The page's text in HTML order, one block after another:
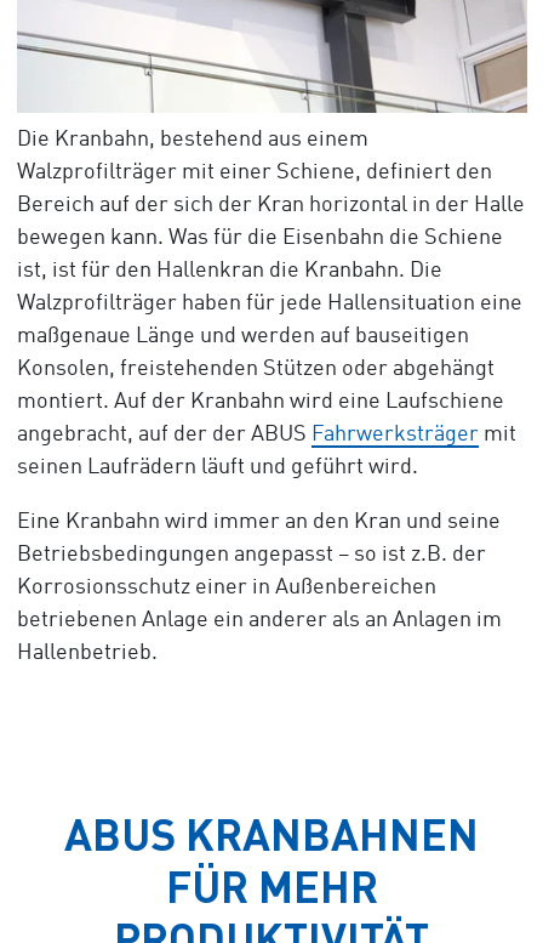
Die Kranbahn, bestehend aus einem
Walzprofilträger mit einer Schiene, definiert den
Bereich auf der sich der Kran horizontal in der Halle
bewegen kann. Was für die Eisenbahn die Schiene
ist, ist für den Hallenkran die Kranbahn. Die
Walzprofilträger haben für jede Hallensituation eine
maßgenaue Länge und werden auf bauseitigen
Konsolen, freistehenden Stützen oder abgehängt
montiert. Auf der Kranbahn wird eine Laufschiene
angebracht, auf der der ABUS Fahrwerksträgermit
seinen Laufrädern läuft und geführt wird.
Eine Kranbahn wird immer an den Kran und seine
Betriebsbedingungen angepasst – so ist z.B. der
Korrosionsschutz einer in Außenbereichen
betriebenen Anlage ein anderer als an Anlagen im
Hallenbetrieb.
ABUS KRANBAHNEN
FÜR MEHR